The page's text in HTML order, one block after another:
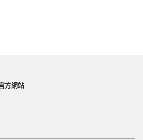
方網站